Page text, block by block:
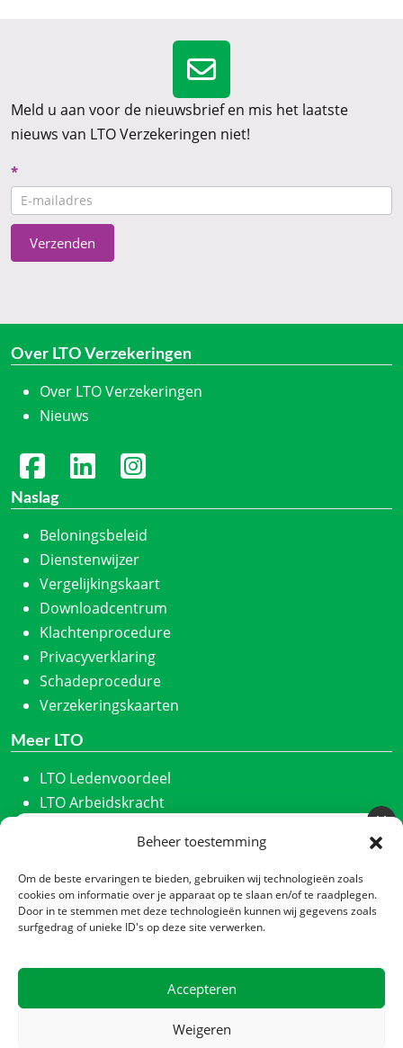
Beheer toestemming
Om de beste ervaringen te bieden, gebruiken wij technologieën zoals
cookies om informatie over je apparaat op te slaan en/of te raadplegen.
Door in te stemmen met deze technologieën kunnen wij gegevens zoals
surfgedrag of unieke ID's op deze site verwerken.
Accepteren
Weigeren
Meld u aan voor de nieuwsbrief en mis het laatste
nieuws van LTO Verzekeringen niet!
Nieuwsbrief
CTA
*
Verzenden
Over LTO Verzekeringen
Over LTO Verzekeringen
Nieuws
Naslag
Beloningsbeleid
Dienstenwijzer
Vergelijkingskaart
Downloadcentrum
Klachtenprocedure
Privacyverklaring
Schadeprocedure
Verzekeringskaarten
Meer LTO
LTO Ledenvoordeel
LTO Arbeidskracht
LTO Noord
LTO Nederland
Nieuwe Oogst
Meld u aan voor onze nieuwsbrief
Schrijf u in en we houden u maandelijks op de hoogte
van ons laatste nieuws.
Nieuwsbrief
*
Verzenden